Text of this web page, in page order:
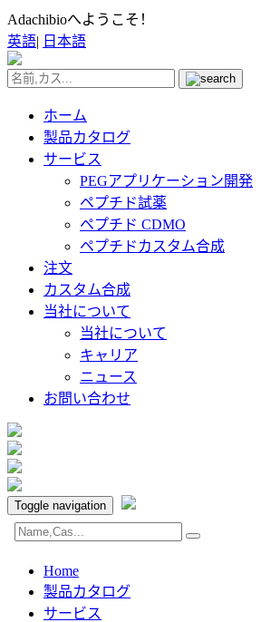
Adachibioへようこそ！
英語| 日本語
ホーム
製品カタログ
サービス
PEGアプリケーション開発
ペプチド試薬
ペプチド CDMO
ペプチドカスタム合成
注文
カスタム合成
当社について
当社について
キャリア
ニュース
お問い合わせ
Toggle navigation
Home
製品カタログ
サービス